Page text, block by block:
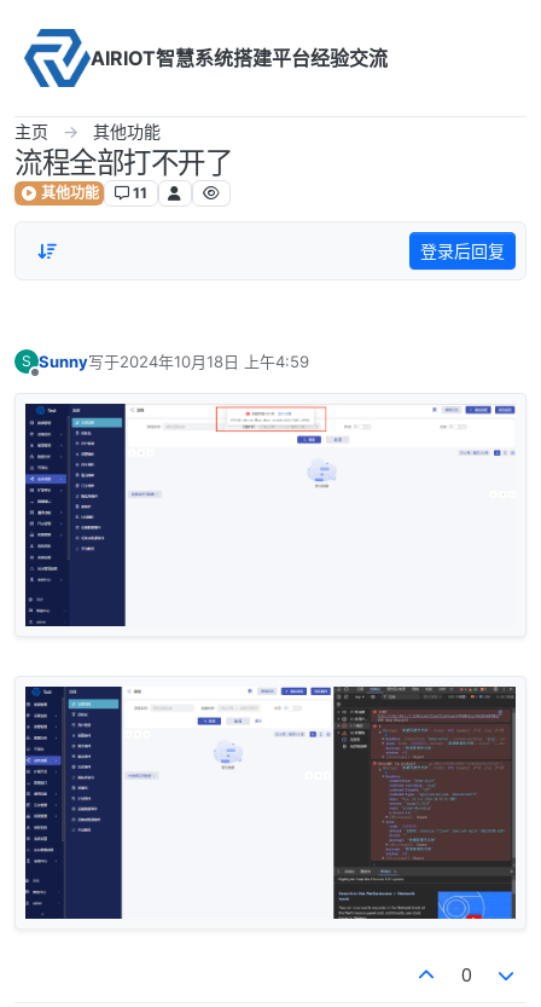
AIRIOT智慧系统搭建平台经验交流
主页 其他功能
流程全部打不开了
其他功能 11
登录后回复
S Sunny写于2024年10月18日 上午4:59
最后由 编辑
0